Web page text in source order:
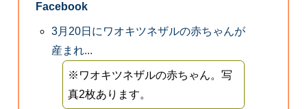
Facebook
3月20日にワオキツネザルの赤ちゃんが
産まれ...
※ワオキツネザルの赤ちゃん。写
真2枚あります。